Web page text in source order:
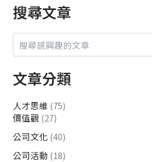
搜尋文章
文章分類
人才思維 (75)
價值觀 (27)
公司文化 (40)
公司活動 (18)